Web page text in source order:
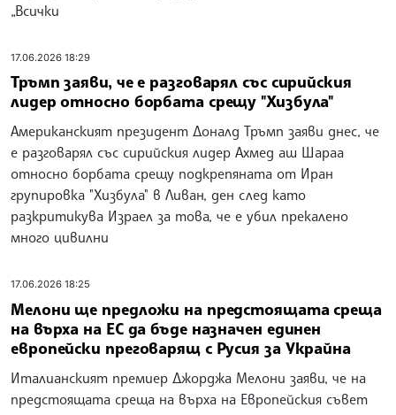
„Всички
17.06.2026 18:29
Тръмп заяви, че е разговарял със сирийския
лидер относно борбата срещу "Хизбула"
Американският президент Доналд Тръмп заяви днес, че
е разговарял със сирийския лидер Ахмед аш Шараа
относно борбата срещу подкрепяната от Иран
групировка "Хизбула" в Ливан, ден след като
разкритикува Израел за това, че е убил прекалено
много цивилни
17.06.2026 18:25
Мелони ще предложи на предстоящата среща
на върха на ЕС да бъде назначен единен
европейски преговарящ с Русия за Украйна
Италианският премиер Джорджа Мелони заяви, че на
предстоящата среща на върха на Европейския съвет